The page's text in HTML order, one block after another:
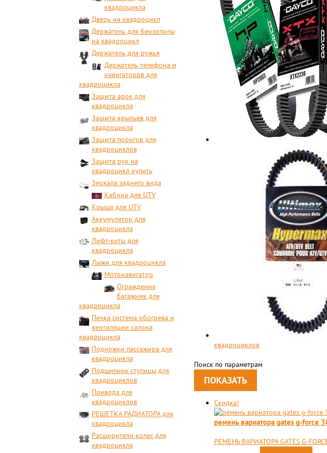
квадроцикла
Дверь на квадроцикл
Держатель для бензопилы
на квадроцикл
Держатель для ружья
Держатель телефона и
навигаторов для
квадроцикла
Защита арок для
квадроцикла
Защита крыльев для
квадроцикла
Защита порогов для
квадроциклов
Защита рук на
квадроцикл купить
Зеркала заднего вида
Кабина для UTV
Крыша для UTV
Аккумулятор для
квадроцикла
Лифт-киты для
квадроцикла
Лыжи для квадроцикла
Мотонавигатор
Ограждение
багажник для
квадроцикла
Печка система обогрева и
вентиляции салона
квадроцикла
Подножки пассажира для
квадроцикла
Подшипник ступицы для
квадроциклов
Привода для
квадроциклов
РЕШЕТКА РАДИАТОРА для
квадроцикла
Расширители колес для
квадроцикла
квадроциклов
Поиск по параметрам
Скидка!
ремень вариатора gates g-force
РЕМЕНЬ ВАРИАТОРА GATES G-